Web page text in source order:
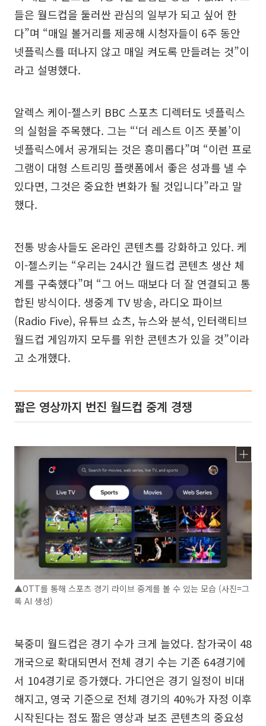
들은 월드컵을 둘러싼 관심의 일부가 되고 싶어 한
다”며 “매일 볼거리를 제공해 시청자들이 6주 동안
넷플릭스를 떠나지 않고 매일 켜도록 만들려는 것”이
라고 설명했다.
알렉스 케이-젤스키 BBC 스포츠 디렉터도 넷플릭스
의 실험을 주목했다. 그는 “‘더 레스트 이즈 풋볼’이
넷플릭스에서 공개되는 것은 흥미롭다”며 “이런 프로
그램이 대형 스트리밍 플랫폼에서 좋은 성과를 낼 수
있다면, 그것은 중요한 변화가 될 것입니다”라고 말
했다.
전통 방송사들도 온라인 콘텐츠를 강화하고 있다. 케
이-젤스키는 “우리는 24시간 월드컵 콘텐츠 생산 체
계를 구축했다”며 “그 어느 때보다 더 잘 연결되고 통
합된 방식이다. 생중계 TV 방송, 라디오 파이브
(Radio Five), 유튜브 쇼츠, 뉴스와 분석, 인터랙티브
월드컵 게임까지 모두를 위한 콘텐츠가 있을 것”이라
고 소개했다.
짧은 영상까지 번진 월드컵 중계 경쟁
▲OTT를 통해 스포츠 경기 라이브 중계를 볼 수 있는 모습 (사진=그
록 AI 생성)
북중미 월드컵은 경기 수가 크게 늘었다. 참가국이 48
개국으로 확대되면서 전체 경기 수는 기존 64경기에
서 104경기로 증가했다. 가디언은 경기 일정이 비대
해지고, 영국 기준으로 전체 경기의 40%가 자정 이후
시작된다는 점도 짧은 영상과 보조 콘텐츠의 중요성